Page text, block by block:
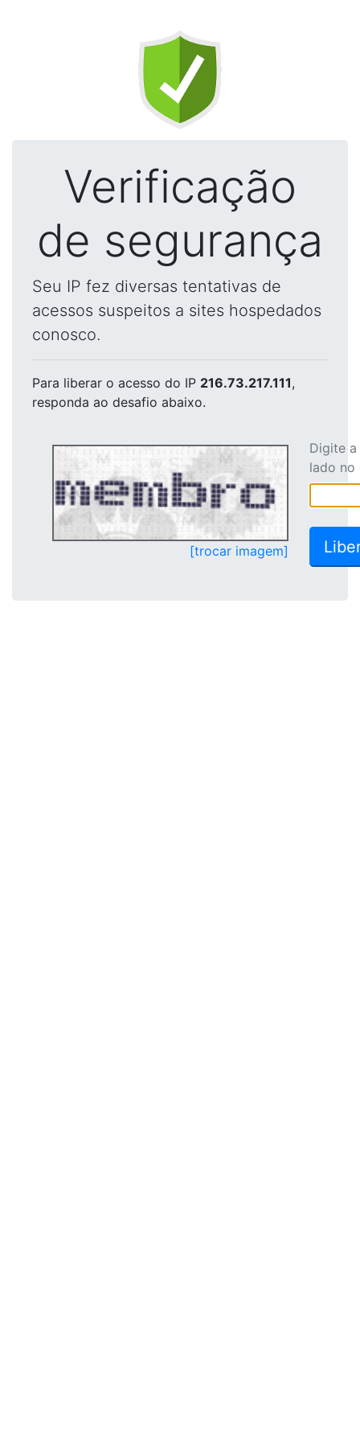
Verificação
de segurança
Seu IP fez diversas tentativas de
acessos suspeitos a sites hospedados
conosco.
Para liberar o acesso do IP 216.73.217.111,
responda ao desafio abaixo.
[trocar imagem]
Digite
lado no